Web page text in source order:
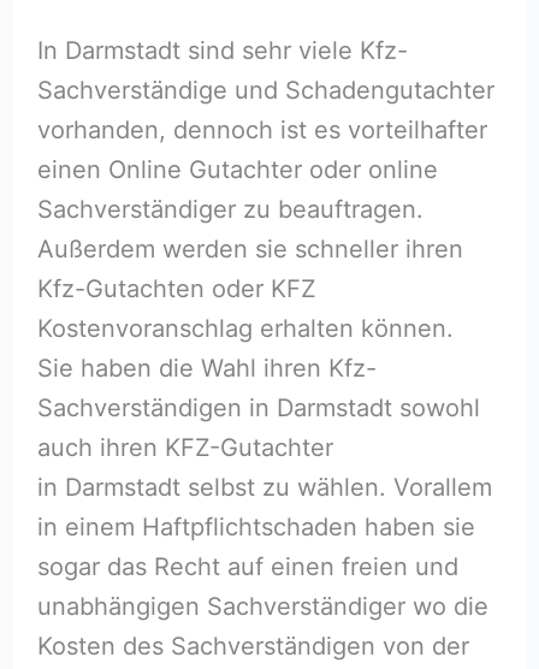
In Darmstadt sind sehr viele Kfz-
Sachverständige und Schadengutachter
vorhanden, dennoch ist es vorteilhafter
einen Online Gutachter oder online
Sachverständiger zu beauftragen.
Außerdem werden sie schneller ihren
Kfz-Gutachten oder KFZ
Kostenvoranschlag erhalten können.
Sie haben die Wahl ihren Kfz-
Sachverständigen in Darmstadt sowohl
auch ihren KFZ-Gutachter
in Darmstadt selbst zu wählen. Vorallem
in einem Haftpflichtschaden haben sie
sogar das Recht auf einen freien und
unabhängigen Sachverständiger wo die
Kosten des Sachverständigen von der